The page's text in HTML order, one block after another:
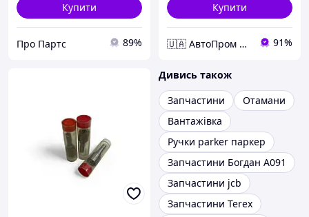
Купити
Про Партс 89%
Купити
🇺🇦 АвтоПром 🇺🇦 91%
Дивись також
Запчастини
Отамани
Вантажівка
Ручки parker паркер
Запчастини Богдан А091
Запчастини jcb
Запчастини Terex